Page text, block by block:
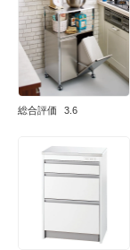
総合評価 3.6